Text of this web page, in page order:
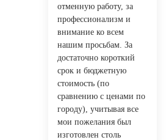
отменную работу, за
профессионализм и
внимание ко всем
нашим просьбам. За
достаточно короткий
срок и бюджетную
стоимость (по
сравнению с ценами по
городу), учитывая все
мои пожелания был
изготовлен столь